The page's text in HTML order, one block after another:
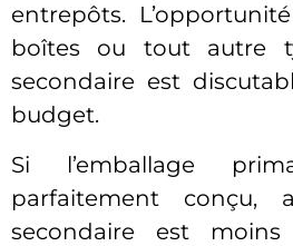
entrepôts.
boîtes ou tout autre
secondaire est
budget.
Si l’emballage
parfaitement conçu,
secondaire est moins